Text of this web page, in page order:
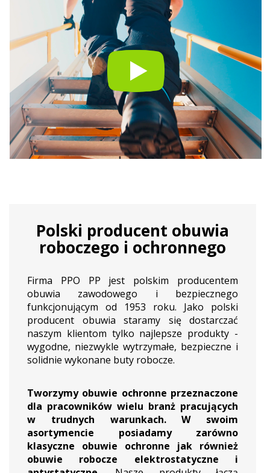
Polski producent obuwia
roboczego i ochronnego
Firma PPO PP jest polskim producentem
obuwia zawodowego i bezpiecznego
funkcjonującym od 1953 roku. Jako polski
producent obuwia staramy się dostarczać
naszym klientom tylko najlepsze produkty -
wygodne, niezwykle wytrzymałe, bezpieczne i
solidnie wykonane buty robocze.
Tworzymy obuwie ochronne przeznaczone
dla pracowników wielu branż pracujących
w trudnych warunkach. W swoim
asortymencie posiadamy zarówno
klasyczne obuwie ochronne jak również
obuwie robocze elektrostatyczne i